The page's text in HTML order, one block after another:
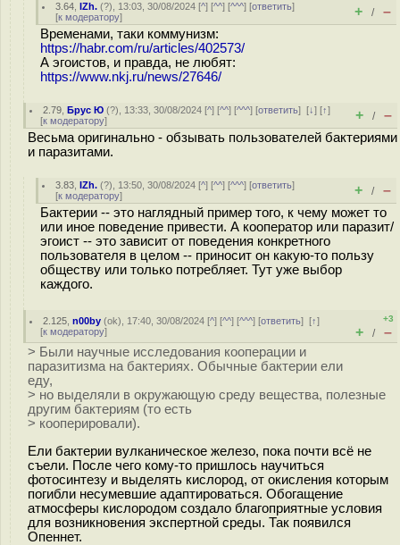
3.64 ,IZh. (?), 13:03, 30/08/2024 [^] [^^] [^^^] [ответить]
[к модератору] + / –
Временами, таки коммунизм:
https://habr.com/ru/articles/402573/
А эгоистов, и правда, не любят:
https://www.nkj.ru/news/27646/
2.79 ,Брус Ю (?), 13:33, 30/08/2024 [^] [^^] [^^^] [ответить][↓] [↑]
[к модератору] + / –
Весьма оригинально - обзывать пользователей бактериями
и паразитами.
3.83 ,IZh. (?), 13:50, 30/08/2024 [^] [^^] [^^^] [ответить]
[к модератору] + / –
Бактерии -- это наглядный пример того, к чему может то
или иное поведение привести. А кооператор или паразит/
эгоист -- это зависит от поведения конкретного
пользователя в целом -- приносит он какую-то пользу
обществу или только потребляет. Тут уже выбор
каждого.
2.125 ,n00by (ok), 17:40, 30/08/2024 [^] [^^] [^^^] [ответить][↑]
[к модератору]
+3
+ / –
> Были научные исследования кооперации и
паразитизма на бактериях. Обычные бактерии ели
еду,
> но выделяли в окружающую среду вещества, полезные
другим бактериям (то есть
> кооперировали).
Ели бактерии вулканическое железо, пока почти всё не
съели. После чего кому-то пришлось научиться
фотосинтезу и выделять кислород, от окисления которым
погибли несумевшие адаптироваться. Обогащение
атмосферы кислородом создало благоприятные условия
для возникновения экспертной среды. Так появился
Опеннет.